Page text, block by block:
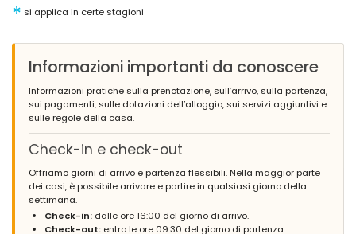
* si applica in certe stagioni
Informazioni importanti da conoscere
Informazioni pratiche sulla prenotazione, sull’arrivo, sulla partenza,
sui pagamenti, sulle dotazioni dell’alloggio, sui servizi aggiuntivi e
sulle regole della casa.
Check-in e check-out
Offriamo giorni di arrivo e partenza flessibili. Nella maggior parte
dei casi, è possibile arrivare e partire in qualsiasi giorno della
settimana.
Check-in: dalle ore 16:00 del giorno di arrivo.
Check-out: entro le ore 09:30 del giorno di partenza.